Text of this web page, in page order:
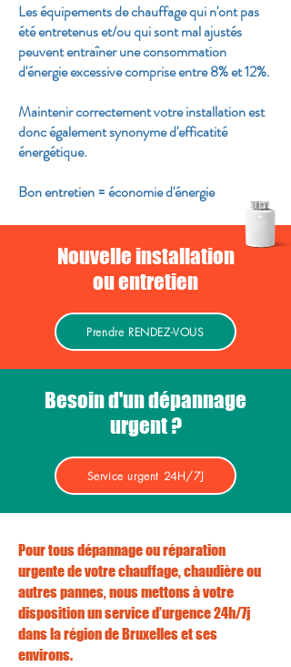
Les équipements de chauffage qui n'ont pas
été entretenus et/ou qui sont mal ajustés
peuvent entraîner une consommation
d'énergie excessive comprise entre 8% et 12%.
Maintenir correctement votre installation est
donc également synonyme d'efficatité
énergétique.
Bon entretien = économie d'énergie
Nouvelle installation
ou entretien
Prendre RENDEZ-VOUS
Besoin d'un dépannage
urgent ?
Service urgent 24H/7J
Pour tous dépannage ou réparation
urgente de votre chauffage, chaudière ou
autres pannes, nous mettons à votre
disposition un service d’urgence 24h/7j
dans la région de Bruxelles et ses
environs.